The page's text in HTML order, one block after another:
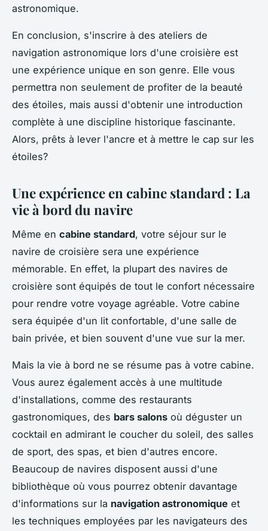
astronomique.
En conclusion, s'inscrire à des ateliers de
navigation astronomique lors d'une croisière est
une expérience unique en son genre. Elle vous
permettra non seulement de profiter de la beauté
des étoiles, mais aussi d'obtenir une introduction
complète à une discipline historique fascinante.
Alors, prêts à lever l'ancre et à mettre le cap sur les
étoiles?
Une expérience en cabine standard : La
vie à bord du navire
Même en cabine standard, votre séjour sur le
navire de croisière sera une expérience
mémorable. En effet, la plupart des navires de
croisière sont équipés de tout le confort nécessaire
pour rendre votre voyage agréable. Votre cabine
sera équipée d'un lit confortable, d'une salle de
bain privée, et bien souvent d'une vue sur la mer.
Mais la vie à bord ne se résume pas à votre cabine.
Vous aurez également accès à une multitude
d'installations, comme des restaurants
gastronomiques, des bars salons où déguster un
cocktail en admirant le coucher du soleil, des salles
de sport, des spas, et bien d'autres encore.
Beaucoup de navires disposent aussi d'une
bibliothèque où vous pourrez obtenir davantage
d'informations sur la navigation astronomique et
les techniques employées par les navigateurs des